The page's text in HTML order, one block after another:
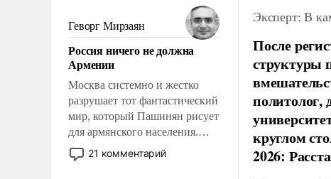
Сложившаяся ситуация
означает многолетний период
уязвимости США, например,
перед Китаем.
Геворг Мирзаян
Россия ничего не должна
Армении
Москва системно и жестко
разрушает тот фантастический
мир, который Пашинян рисует
для армянского населения.
Мир, где политические
прожекты будут безусловно
21 комментарий
Эксперт: В
После
структуры
политолог,
круглом
2026: